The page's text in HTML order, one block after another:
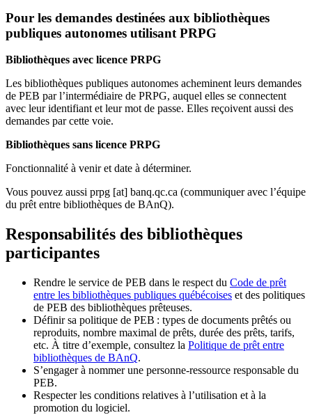
Pour les demandes destinées aux bibliothèques
publiques autonomes utilisant PRPG
Bibliothèques avec licence PRPG
Les bibliothèques publiques autonomes acheminent leurs demandes
de PEB par l’intermédiaire de PRPG, auquel elles se connectent
avec leur identifiant et leur mot de passe. Elles reçoivent aussi des
demandes par cette voie.
Bibliothèques sans licence PRPG
Fonctionnalité à venir et date à déterminer.
Vous pouvez aussi prpg [at] banq.qc.ca (communiquer avec l’équipe
du prêt entre bibliothèques de BAnQ).
Responsabilités des bibliothèques
participantes
Rendre le service de PEB dans le respect du Code de prêt
entre les bibliothèques publiques québécoises et des politiques
de PEB des bibliothèques prêteuses.
Définir sa politique de PEB : types de documents prêtés ou
reproduits, nombre maximal de prêts, durée des prêts, tarifs,
etc. À titre d’exemple, consultez la Politique de prêt entre
bibliothèques de BAnQ.
S’engager à nommer une personne-ressource responsable du
PEB.
Respecter les conditions relatives à l’utilisation et à la
promotion du logiciel.